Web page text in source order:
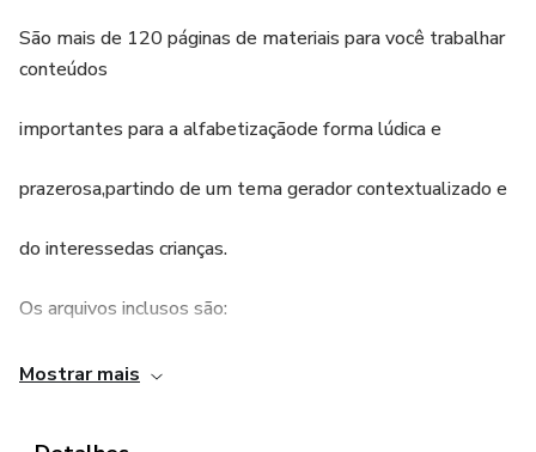
São mais de 120 páginas de materiais para você trabalhar
conteúdos
importantes para a alfabetizaçãode forma lúdica e
prazerosa,partindo de um tema gerador contextualizado e
do interessedas crianças.
Os arquivos inclusos são:
Livro 3D
Mostrar mais